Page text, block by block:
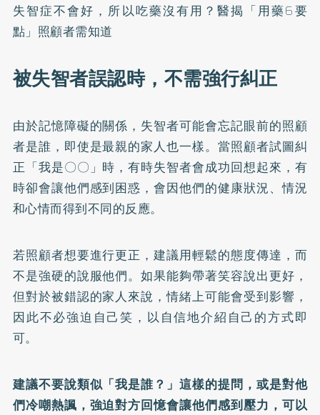
失智症不會好，所以吃藥沒有用？醫揭「用藥6要
點」照顧者需知道
被失智者誤認時，不需強行糾正
由於記憶障礙的關係，失智者可能會忘記眼前的照顧
者是誰，即使是最親的家人也一樣。當照顧者試圖糾
正「我是〇〇」時，有時失智者會成功回想起來，有
時卻會讓他們感到困惑，會因他們的健康狀況、情況
和心情而得到不同的反應。
若照顧者想要進行更正，建議用輕鬆的態度傳達，而
不是強硬的說服他們。如果能夠帶著笑容說出更好，
但對於被錯認的家人來說，情緒上可能會受到影響，
因此不必強迫自己笑，以自信地介紹自己的方式即
可。
建議不要說類似「我是誰？」這樣的提問，或是對他
們冷嘲熱諷，強迫對方回憶會讓他們感到壓力，可以